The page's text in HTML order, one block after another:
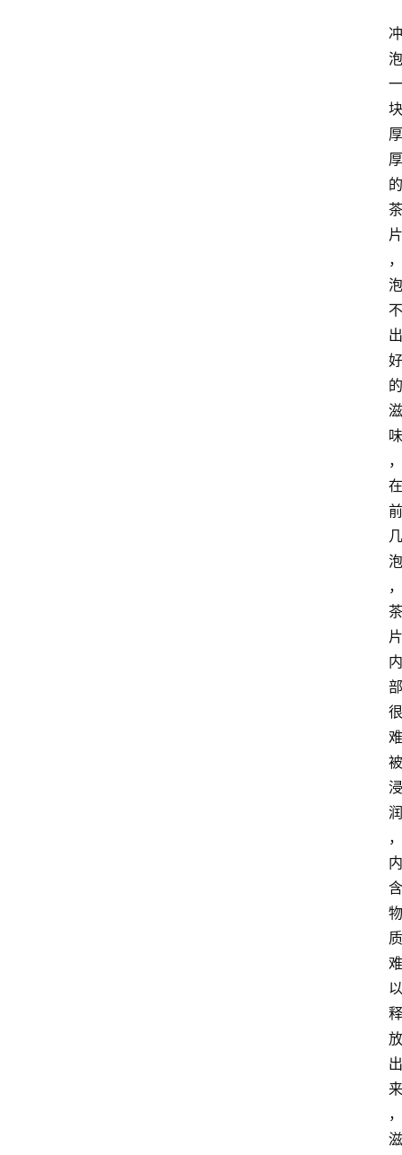
冲
泡
一
块
厚
厚
的
茶
片
，
泡
不
出
好
的
滋
味
，
在
前
几
泡
，
茶
片
内
部
很
难
被
浸
润
，
内
含
物
质
难
以
释
放
出
来
，
滋